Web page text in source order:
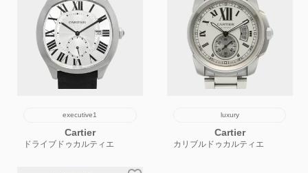
executive1
Cartier
ドライブドゥカルティエ
luxury
Cartier
カリブルドゥカルティエ